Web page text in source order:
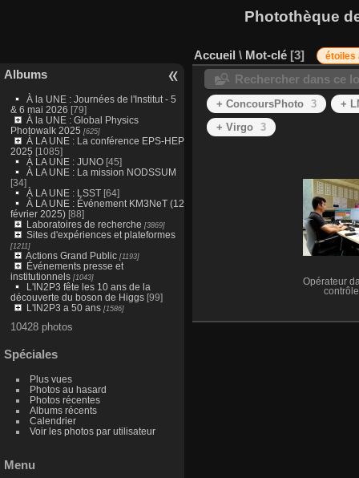
Photothèque
Albums
À la UNE : Journées de l'Institut - 5
& 6 mai 2026 [79]
À la UNE : Global Physics
Photowalk 2025 [625]
À LA UNE : La conférence EPS-HEP
2025 [1085]
À LA UNE : JUNO [45]
À LA UNE : La mission NODSSUM
[34]
À LA UNE : LSST[64]
À LA UNE : Événement KM3NeT (12
février 2025)[88]
Laboratoires de recherche [3869]
Sites d'expériences et plateformes
[1211]
Actions Grand Public[1193]
Événements presse et
institutionnels[1043]
L'IN2P3 fête les 10 ans de la
découverte du boson de Higgs[99]
L'IN2P3 a 50 ans[1586]
10428 photos
Spéciales
Plus vues
Photos au hasard
Photos récentes
Albums récents
Calendrier
Voir les photos par utilisateur
Menu
Accueil \ Mot-clé 3 étoiles
Rechercher dans ce
+ ConcoursPhoto 3
+
+ Virgo 3
Opérateur